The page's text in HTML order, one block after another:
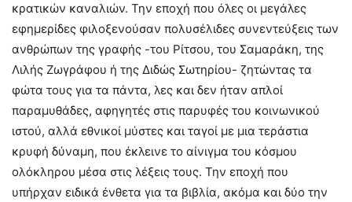
κρατικών καναλιών. Την εποχή που όλες οι μεγάλες
εφημερίδες φιλοξενούσαν πολυσέλιδες συνεντεύξεις των
ανθρώπων της γραφής -του Ρίτσου, του Σαμαράκη, της
Λιλής Ζωγράφου ή της Διδώς Σωτηρίου- ζητώντας τα
φώτα τους για τα πάντα, λες και δεν ήταν απλοί
παραμυθάδες, αφηγητές στις παρυφές του κοινωνικού
ιστού, αλλά εθνικοί μύστες και ταγοί με μια τεράστια
κρυφή δύναμη, που έκλεινε το αίνιγμα του κόσμου
ολόκληρου μέσα στις λέξεις τους. Την εποχή που
υπήρχαν ειδικά ένθετα για τα βιβλία, ακόμα και δύο την